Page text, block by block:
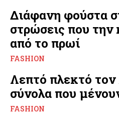
Διάφανη φούστα
στρώσεις που
από το πρωί
FASHION
Λεπτό πλεκτό
σύνολα που
FASHION